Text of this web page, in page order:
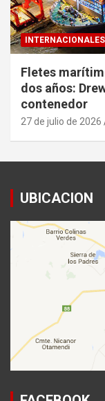
INTERNACIONALES
Fletes
dos años:
contenedor
27 de julio de 2026
UBICACION